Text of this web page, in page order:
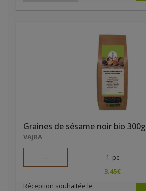
Graines de sésame noir bio 300g
VAJRA
- 1 pc
3.45€
Réception souhaitée le